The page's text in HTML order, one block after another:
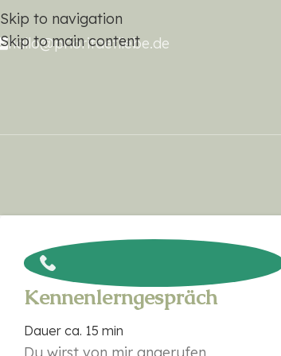
Skip to navigation
Skip to main content
hallo@prioritaetliebe.de
Kennenlerngespräch
Dauer ca. 15 min